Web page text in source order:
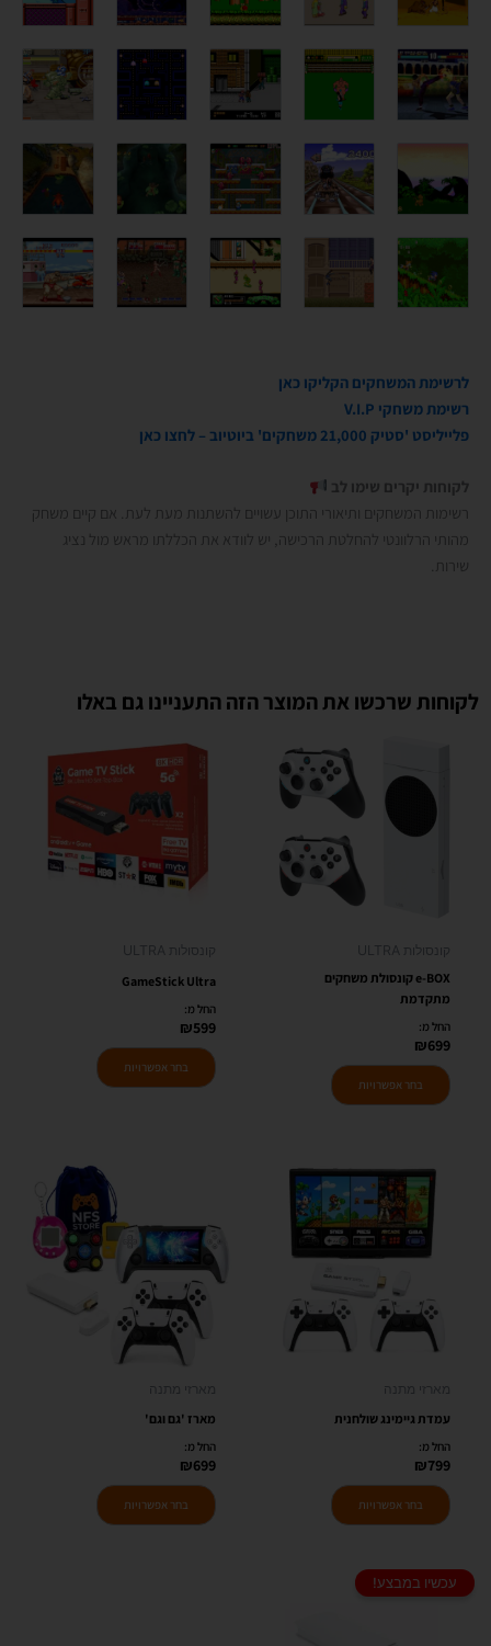
לרשימת המשחקים הקליקו כאן
רשימת משחקי V.I.P
פלייליסט 'סטיק 21,000 משחקים' ביוטיוב – לחצו כאן
לקוחות יקרים שימו לב
רשימות המשחקים ותיאורי התוכן עשויים להשתנות מעת לעת. אם קיים משחק
מהותי הרלוונטי להחלטת הרכישה, יש לוודא את הכללתו מראש מול נציג
שירות.
לקוחות שרכשו את המוצר הזה התעניינו גם באלו
קונסולות ULTRA
e-BOX קונסולת משחקים
מתקדמת
החל מ:
₪699
בחר אפשרויות
זה
יש
מספר
סוגים.
ניתן
לבחור
קונסולות ULTRA
GameStick Ultra
החל מ:
₪599
בחר אפשרויות
זה
יש
מספר
סוגים.
ניתן
מארזי מתנה
עמדת גיימינג שולחנית
החל מ:
₪799
בחר אפשרויות
למוצר
זה
יש
מספר
סוגים.
ניתן
לבחור
מארזי מתנה
מארז 'גם וגם'
החל מ:
₪699
בחר אפשרויות
למוצר
זה
יש
מספר
סוגים.
ניתן
עכשיו במבצע!